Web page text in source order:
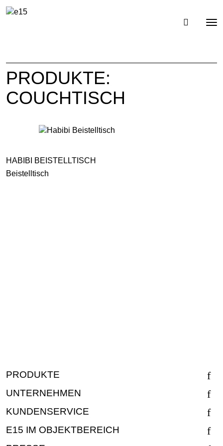
PRODUKTE:
COUCHTISCH
HABIBI BEISTELLTISCH
Beistelltisch
PRODUKTE
UNTERNEHMEN
KUNDENSERVICE
E15 IM OBJEKTBEREICH